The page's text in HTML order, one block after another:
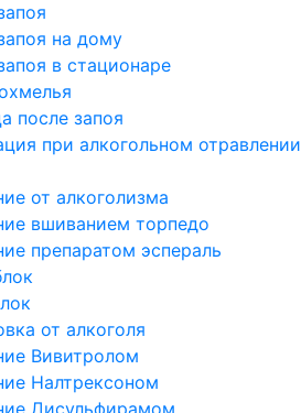
на дому
в стационаре
после запоя
при алкогольном отравлении
от алкоголизма
вшиванием торпедо
препаратом эспераль
от алкоголя
Вивитролом
Налтрексоном
Дисульфирамом